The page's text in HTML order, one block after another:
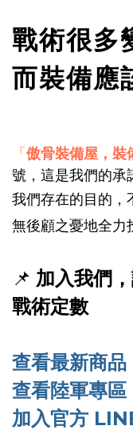
戰術很多
而裝備應
「 傲骨裝備屋，裝
號，這是我們的承
我們存在的目的，
無後顧之憂地全力
📌 加入我們
戰術定數
查看最新商品
查看陸軍專區
加入官方